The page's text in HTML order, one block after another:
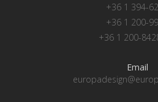
+36 1 394-
+36 1 200-
+36 1 200-
Email